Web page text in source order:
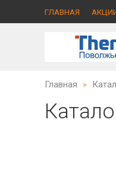
ГЛАВНАЯ
Главная >